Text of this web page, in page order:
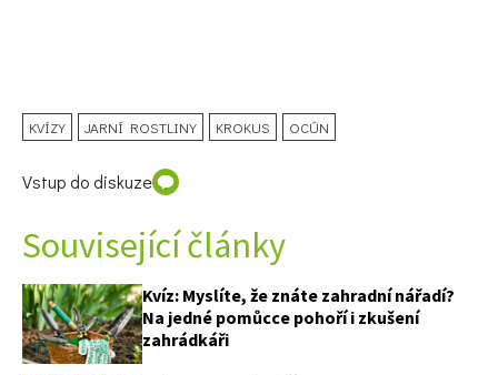
KVÍZY JARNÍ ROSTLINY KROKUS OCÚN
Vstup do diskuze
Související články
Kvíz: Myslíte, že znáte zahradní nářadí?
Na jedné pomůcce pohoří i zkušení
zahrádkáři